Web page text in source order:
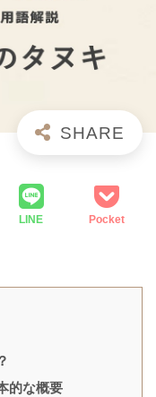
LINE Pocket
的な概要